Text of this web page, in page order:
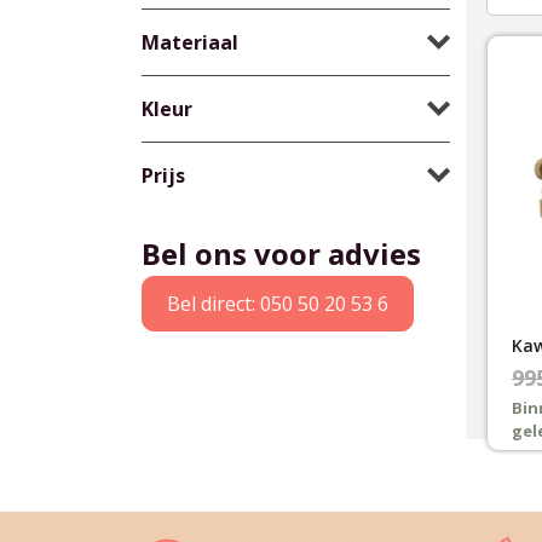
Materiaal
Kleur
Prijs
Bel ons voor advies
Bel direct: 050 50 20 53 6
is: